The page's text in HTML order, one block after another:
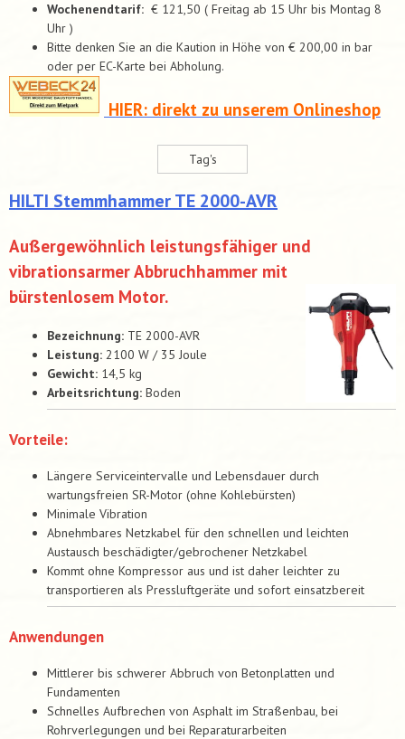
Wochenendtarif: € 121,50 ( Freitag ab 15 Uhr bis Montag 8
Uhr )
Bitte denken Sie an die Kaution in Höhe von € 200,00 in bar
oder per EC-Karte bei Abholung.
HIER: direkt zu unserem Onlineshop
Tag's
HILTI Stemm­hammer TE 2000-AVR
Außergewöhnlich leistungsfähiger und
vibrationsarmer Abbruchhammer mit
bürstenlosem Motor.
Bezeichnung: TE 2000-AVR
Leistung: 2100 W / 35 Joule
Gewicht: 14,5 kg
Arbeitsrichtung: Boden
Vorteile:
Längere Serviceintervalle und Lebensdauer durch
wartungsfreien SR-Motor (ohne Kohlebürsten)
Minimale Vibration
Abnehmbares Netzkabel für den schnellen und leichten
Austausch beschädigter/gebrochener Netzkabel
Kommt ohne Kompressor aus und ist daher leichter zu
transportieren als Pressluftgeräte und sofort einsatzbereit
Anwendungen
Mittlerer bis schwerer Abbruch von Betonplatten und
Fundamenten
Schnelles Aufbrechen von Asphalt im Straßenbau, bei
Rohrverlegungen und bei Reparaturarbeiten